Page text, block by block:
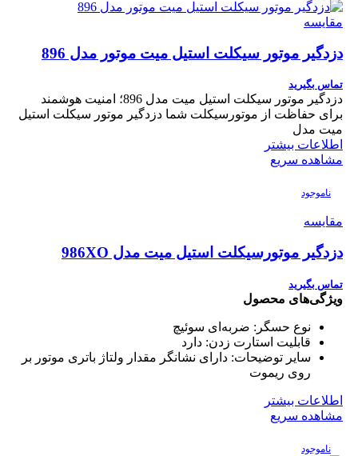
مقایسه
دزدگیر موتور سیکلت استیل میت موتور مدل 896
تماس بگیرید
دزدگیر موتور سیکلت استیل میت مدل 896؛ امنیت هوشمند
برای حفاظت از موتورسیکلت شما دزدگیر موتور سیکلت استیل
میت مدل
اطلاعات بیشتر
مشاهده سریع
ناموجود
مقایسه
دزدگیر موتورسیکلت استیل میت مدل 986XO
تماس بگیرید
ویژگی‌های محصول
نوع حسگر: ضربه‌ای سوئیچ
قابلیت استارت زدن: دارد
سایر توضیحات: دارای نشانگر مقدار ولتاژ باتری موتور بر
روی ریموت
اطلاعات بیشتر
مشاهده سریع
ناموجود